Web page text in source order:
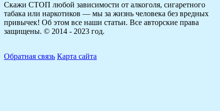
Скажи СТОП любой зависимости от алкоголя, сигаретного
табака или наркотиков — мы за жизнь человека без вредных
привычек! Об этом все наши статьи. Все авторские права
защищены. © 2014 - 2023 год.
Обратная связь Карта сайта